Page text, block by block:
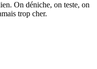
On déniche, on teste, on
trop cher.